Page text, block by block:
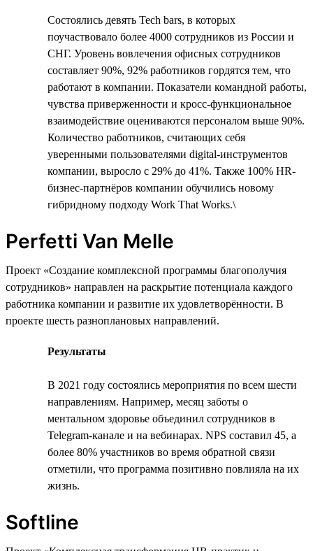
Состоялись девять Tech bars, в которых
поучаствовало более 4000 сотрудников из России и
СНГ. Уровень вовлечения офисных сотрудников
составляет 90%, 92% работников гордятся тем, что
работают в компании. Показатели командной работы,
чувства приверженности и кросс-функциональное
взаимодействие оцениваются персоналом выше 90%.
Количество работников, считающих себя
уверенными пользователями digital-инструментов
компании, выросло с 29% до 41%. Также 100% HR-
бизнес-партнёров компании обучились новому
гибридному подходу Work That Works.\
Perfetti Van Melle
Проект «Создание комплексной программы благополучия
сотрудников» направлен на раскрытие потенциала каждого
работника компании и развитие их удовлетворённости. В
проекте шесть разноплановых направлений.
Результаты
В 2021 году состоялись мероприятия по всем шести
направлениям. Например, месяц заботы о
ментальном здоровье объединил сотрудников в
Telegram-канале и на вебинарах. NPS составил 45, а
более 80% участников во время обратной связи
отметили, что программа позитивно повлияла на их
жизнь.
Softline